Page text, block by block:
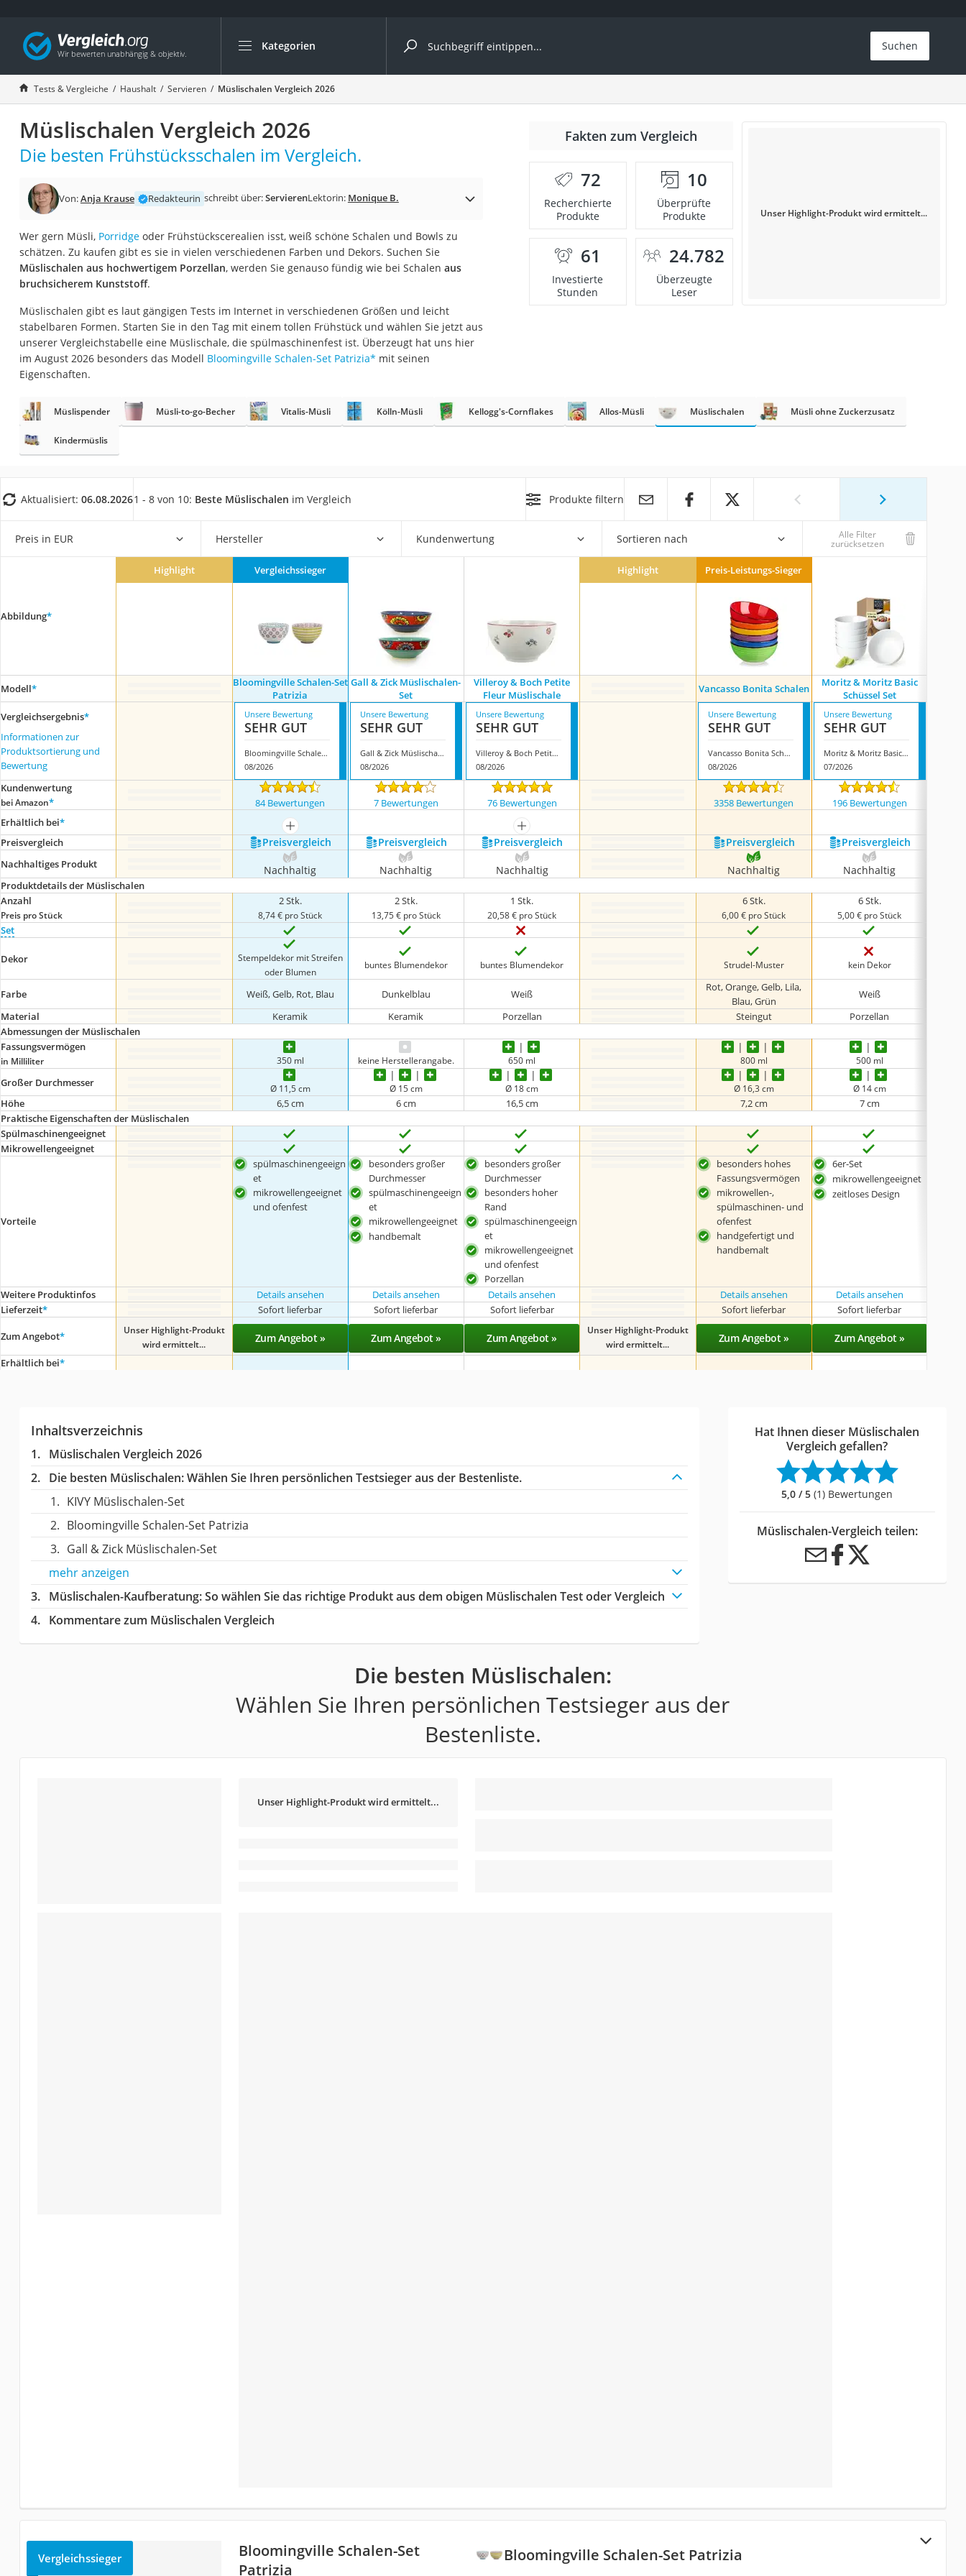
Kategorien
Die beliebtesten Vergleiche nach Kategorie
Haushalt
Wassersprudler
Zentralstaubsauger
Brotbackautomat
Wäschespinne
Spülmaschinentabs
Akku-Staubsauger
AEG-Waschmaschine
Saug-Wisch-Roboter
Handstaubsauger
Kondenstrockner
Reiskocher
Ecovacs-Saugroboter
Messerschärfer
Service
Suchen
Tests & Vergleiche Haushalt Servieren Müslischalen Vergleich 2026
Müslischalen Vergleich 2026
Die besten Frühstücksschalen im Vergleich.
Von:Anja Krause Redakteurin schreibt über:ServierenLektorin: Monique B.
Wer gern Müsli, Porridgeoder Frühstückscerealien isst, weiß schöne Schalen und Bowls zu
schätzen. Zu kaufen gibt es sie in vielen verschiedenen Farben und Dekors. Suchen Sie
Müslischalen aus hochwertigem Porzellan, werden Sie genauso fündig wie bei Schalen aus
bruchsicherem Kunststoff.
Müslischalen gibt es laut gängigen Tests im Internet in verschiedenen Größen und leicht
stabelbaren Formen. Starten Sie in den Tag mit einem tollen Frühstück und wählen Sie jetzt aus
unserer Vergleichstabelle eine Müslischale, die spülmaschinenfest ist. Überzeugt hat uns hier
im August 2026 besonders das Modell Bloomingville Schalen-Set Patrizia* mit seinen
Eigenschaften.
Fakten zum Vergleich
72
Recherchierte
Produkte
10
Überprüfte
Produkte
61
Investierte
Stunden
24.782
Überzeugte
Leser
Unser Highlight-Produkt wird ermittelt...
Müslispender Müsli-to-go-Becher Vitalis-Müsli Kölln-Müsli Kellogg's-Cornflakes Allos-Müsli Müslischalen Müsli ohne Zuckerzusatz
Kindermüslis
Aktualisiert: 06.08.20261 - 8 von 10: Beste Müslischalen im Vergleich Produkte filtern
Preis in EUR Hersteller Kundenwertung Sortieren nach Alle Filter
zurücksetzen
Abbildung*
Highlight Vergleichssieger Highlight Preis-Leistungs-Sieger
Modell*
Bloomingville Schalen-Set
Patrizia
Gall & Zick Müslischalen-
Set
Villeroy & Boch Petite
Fleur Müslischale
Vancasso Bonita Schalen
Moritz & Moritz Basic
Schüssel Set
Vergleichsergebnis*
Informationen zur
Produktsortierung und
Bewertung
Unsere Bewertung
SEHR GUT
Bloomingville Schalen-Set Patrizia
08/2026
Unsere Bewertung
SEHR GUT
Gall & Zick Müslischalen-Set
08/2026
Unsere Bewertung
SEHR GUT
Villeroy & Boch Petite Fleur Müslischale
08/2026
Unsere Bewertung
SEHR GUT
Vancasso Bonita Schalen
08/2026
Unsere Bewertung
SEHR GUT
Moritz & Moritz Basic Schüssel Set
07/2026
Kundenwertung
bei Amazon* 84 Bewertungen 7 Bewertungen 76 Bewertungen 3358 Bewertungen 196 Bewertungen
Erhältlich bei*
mehr anzeigen
mehr anzeigen
Preis­vergleich
Preis­vergleich Preis­vergleich Preis­vergleich Preis­vergleich Preis­vergleich
Nachhaltiges Produkt Nachhaltig Nachhaltig Nachhaltig Nachhaltig Nachhaltig
Produktdetails der Müslischalen
Anzahl
Preis pro Stück
2 Stk.
8,74 € pro Stück
2 Stk.
13,75 € pro Stück
1 Stk.
20,58 € pro Stück
6 Stk.
6,00 € pro Stück
6 Stk.
5,00 € pro Stück
Set
Dekor
Stempeldekor mit Streifen
oder Blumen
buntes Blumendekor buntes Blumendekor Strudel-Muster kein Dekor
Farbe Weiß, Gelb, Rot, Blau Dunkelblau Weiß
Rot, Orange, Gelb, Lila,
Blau, Grün
Weiß
Material
Keramik Keramik Porzellan Steingut Porzellan
Abmessungen der Müslischalen
Fassungsvermögen
in Milliliter 350 ml keine Herstellerangabe. 650 ml 800 ml 500 ml
Großer Durchmesser Ø 11,5 cm Ø 15 cm Ø 18 cm Ø 16,3 cm Ø 14 cm
Höhe 6,5 cm 6 cm 16,5 cm 7,2 cm
7 cm
Praktische Eigenschaften der Müslischalen
Spülmaschinengeeignet
Mikrowellengeeignet
Vorteile
spülmaschinengeeign
et
mikrowellengeeignet
und ofenfest
besonders großer
Durchmesser
spülmaschinengeeign
et
mikrowellengeeignet
handbemalt
besonders großer
Durchmesser
besonders hoher
Rand
spülmaschinengeeign
et
mikrowellengeeignet
und ofenfest
Porzellan
besonders hohes
Fassungsvermögen
mikrowellen-,
spülmaschinen- und
ofenfest
handgefertigt und
handbemalt
6er-Set
mikrowellengeeignet
zeitloses Design
Weitere Produktinfos Details ansehen Details ansehen Details ansehen Details ansehen Details ansehen
Lieferzeit* Sofort lieferbar Sofort lieferbar Sofort lieferbar Sofort lieferbar Sofort lieferbar
Zum Angebot*
Unser Highlight-Produkt
wird ermittelt...
Zum Angebot » Zum Angebot » Zum Angebot »
Unser Highlight-Produkt
wird ermittelt...
Zum Angebot » Zum Angebot »
Erhältlich bei*
Inhaltsverzeichnis
Müslischalen Vergleich 2026
Die besten Müslischalen:Wählen Sie Ihren persönlichen Testsieger aus der Bestenliste.
KIVY Müslischalen-Set
Bloomingville Schalen-Set Patrizia
Gall & Zick Müslischalen-Set
mehr anzeigen
Müslischalen-Kaufberatung: So wählen Sie das richtige Produkt aus dem obigen Müslischalen Test oder Vergleich
Kommentare zum Müslischalen Vergleich
Hat Ihnen dieser Müslischalen
Vergleich gefallen?
5,0 / 5 (1) Bewertungen
Müslischalen-Vergleich teilen:
Die besten Müslischalen:
Wählen Sie Ihren persönlichen Testsieger aus der
Bestenliste.
Unser Highlight-Produkt wird ermittelt...
Bloomingville Schalen-Set Patrizia
Vergleichssieger
Bloomingville Schalen-Set
Patrizia